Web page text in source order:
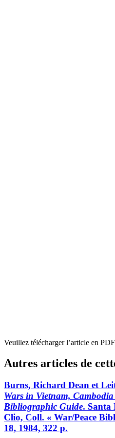
Veuillez télécharger l’article en
Autres articles de
Burns, Richard Dean et
Wars in Vietnam,
Bibliographic Guide. Santa
Clio, Coll. « War/Peace
18, 1984, 322 p.